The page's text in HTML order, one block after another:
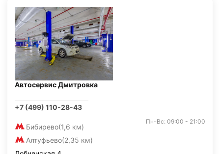
Автосервис Дмитровка
+7 (499) 110-28-43
Бибирево(1,6 км)
Алтуфьево(2,35 км)
Пн-Вс: 09:00 - 21:00